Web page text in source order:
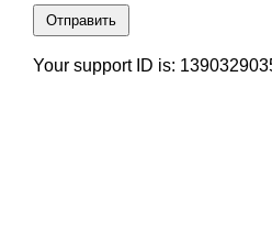
Отправить
Your support ID is: